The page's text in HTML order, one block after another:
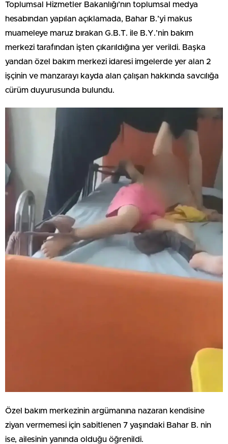
Toplumsal Hizmetler Bakanlığı’nın toplumsal medya
hesabından yapılan açıklamada, Bahar B.’yi makus
muameleye maruz bırakan G.B.T. ile B.Y.’nin bakım
merkezi tarafından işten çıkarıldığına yer verildi. Başka
yandan özel bakım merkezi idaresi imgelerde yer alan 2
işçinin ve manzarayı kayda alan çalışan hakkında savcılığa
cürüm duyurusunda bulundu.
Özel bakım merkezinin argümanına nazaran kendisine
ziyan vermemesi için sabitlenen 7 yaşındaki Bahar B. nin
ise, ailesinin yanında olduğu öğrenildi.